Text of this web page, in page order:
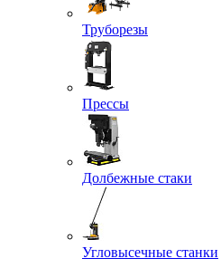
Труборезы
Прессы
Долбежные стаки
Угловысечные станки